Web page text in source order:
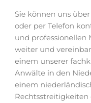
Sie können uns
oder per Telefon
und professionellen
weiter und
einem unserer
Anwälte in den
einem